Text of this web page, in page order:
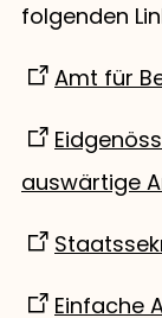
folgenden
Amt für
auswärtige
Einfache